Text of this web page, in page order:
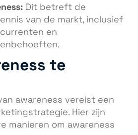
Dit betreft de
van de markt, inclusief
en
te
awareness vereist een
Hier zijn
manieren om awareness